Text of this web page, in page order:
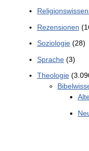
Rezensionen
Soziologie(28)
Sprache(3)
Theologie